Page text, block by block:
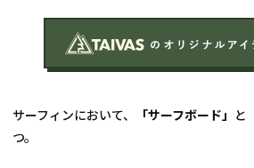
サーフィンにおいて、 「サーフボード」 と
つ。